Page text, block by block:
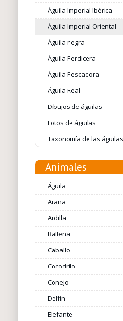
Águila Imperial Ibérica
Águila Imperial Oriental
Águila negra
Águila Perdicera
Águila Pescadora
Águila Real
Dibujos de águilas
Fotos de águilas
Taxonomía de las águilas
Animales
Águila
Araña
Ardilla
Ballena
Caballo
Cocodrilo
Conejo
Delfín
Elefante